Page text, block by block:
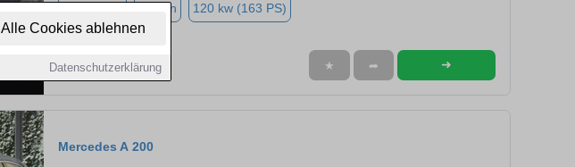
Alle Cookies ablehnen
Datenschutzerklärung
Benzin 120 kw (163 PS)
★ ➦ ➜
Mercedes A 200